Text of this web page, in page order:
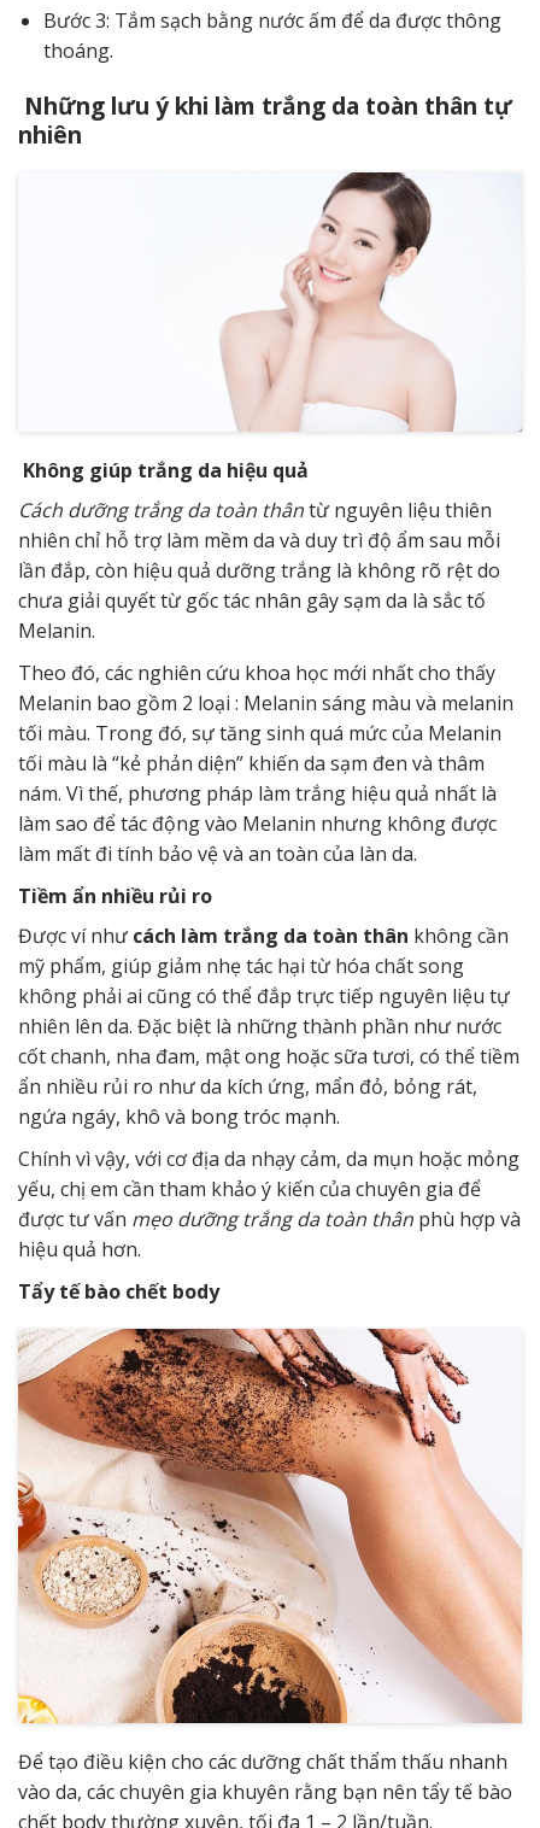
Bước 3: Tắm sạch bằng nước ấm để da được thông
thoáng.
Những lưu ý khi làm trắng da toàn thân tự
nhiên
Không giúp trắng da hiệu quả
Cách dưỡng trắng da toàn thântừ nguyên liệu thiên
nhiên chỉ hỗ trợ làm mềm da và duy trì độ ẩm sau mỗi
lần đắp, còn hiệu quả dưỡng trắng là không rõ rệt do
chưa giải quyết từ gốc tác nhân gây sạm da là sắc tố
Melanin.
Theo đó, các nghiên cứu khoa học mới nhất cho thấy
Melanin bao gồm 2 loại : Melanin sáng màu và melanin
tối màu. Trong đó, sự tăng sinh quá mức của Melanin
tối màu là “kẻ phản diện” khiến da sạm đen và thâm
nám. Vì thế, phương pháp làm trắng hiệu quả nhất là
làm sao để tác động vào Melanin nhưng không được
làm mất đi tính bảo vệ và an toàn của làn da.
Tiềm ẩn nhiều rủi ro
Được ví như cách làm trắng da toàn thân không cần
mỹ phẩm, giúp giảm nhẹ tác hại từ hóa chất song
không phải ai cũng có thể đắp trực tiếp nguyên liệu tự
nhiên lên da. Đặc biệt là những thành phần như nước
cốt chanh, nha đam, mật ong hoặc sữa tươi, có thể tiềm
ẩn nhiều rủi ro như da kích ứng, mẩn đỏ, bỏng rát,
ngứa ngáy, khô và bong tróc mạnh.
Chính vì vậy, với cơ địa da nhạy cảm, da mụn hoặc mỏng
yếu, chị em cần tham khảo ý kiến của chuyên gia để
được tư vấn mẹo dưỡng trắng da toàn thân phù hợp và
hiệu quả hơn.
Tẩy tế bào chết body
Để tạo điều kiện cho các dưỡng chất thẩm thấu nhanh
vào da, các chuyên gia khuyên rằng bạn nên tẩy tế bào
chết body thường xuyên, tối đa 1 – 2 lần/tuần.